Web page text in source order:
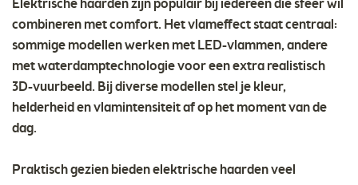
Elektrische haarden zijn populair bij iedereen die sfeer wil
combineren met comfort. Het vlameffect staat centraal:
sommige modellen werken met LED-vlammen, andere
met waterdamptechnologie voor een extra realistisch
3D-vuurbeeld. Bij diverse modellen stel je kleur,
helderheid en vlamintensiteit af op het moment van de
dag.
Praktisch gezien bieden elektrische haarden veel